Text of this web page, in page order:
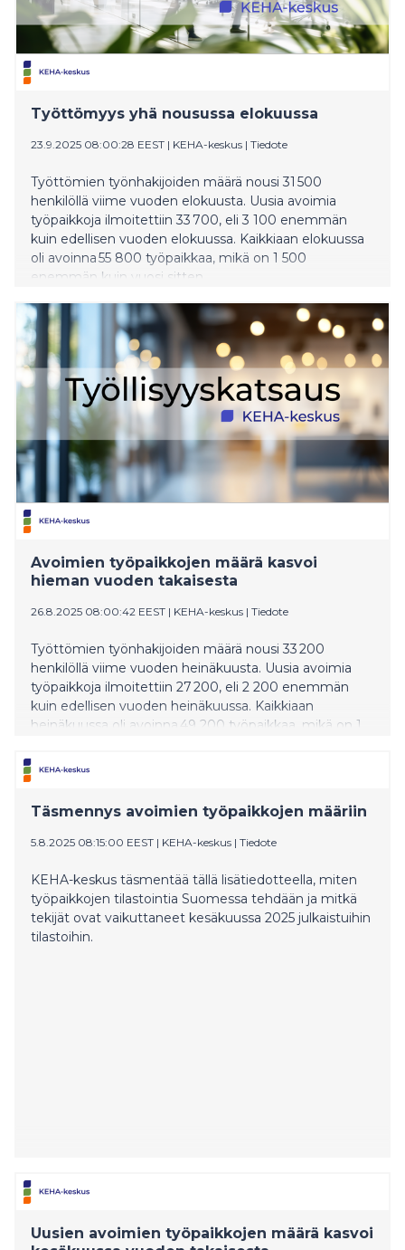
Työttömyys yhä nousussa elokuussa
23.9.2025 08:00:28 EEST | KEHA-keskus | Tiedote
Työttömien työnhakijoiden määrä nousi 31 500
henkilöllä viime vuoden elokuusta. Uusia avoimia
työpaikkoja ilmoitettiin 33 700, eli 3 100 enemmän
kuin edellisen vuoden elokuussa. Kaikkiaan elokuussa
oli avoinna 55 800 työpaikkaa, mikä on 1 500
enemmän kuin vuosi sitten.
Avoimien työpaikkojen määrä kasvoi
hieman vuoden takaisesta
26.8.2025 08:00:42 EEST | KEHA-keskus | Tiedote
Työttömien työnhakijoiden määrä nousi 33 200
henkilöllä viime vuoden heinäkuusta. Uusia avoimia
työpaikkoja ilmoitettiin 27 200, eli 2 200 enemmän
kuin edellisen vuoden heinäkuussa. Kaikkiaan
heinäkuussa oli avoinna 49 200 työpaikkaa, mikä on 1
Täsmennys avoimien työpaikkojen määriin
5.8.2025 08:15:00 EEST | KEHA-keskus | Tiedote
KEHA-keskus täsmentää tällä lisätiedotteella, miten
työpaikkojen tilastointia Suomessa tehdään ja mitkä
tekijät ovat vaikuttaneet kesäkuussa 2025 julkaistuihin
tilastoihin.
Uusien avoimien työpaikkojen määrä kasvoi